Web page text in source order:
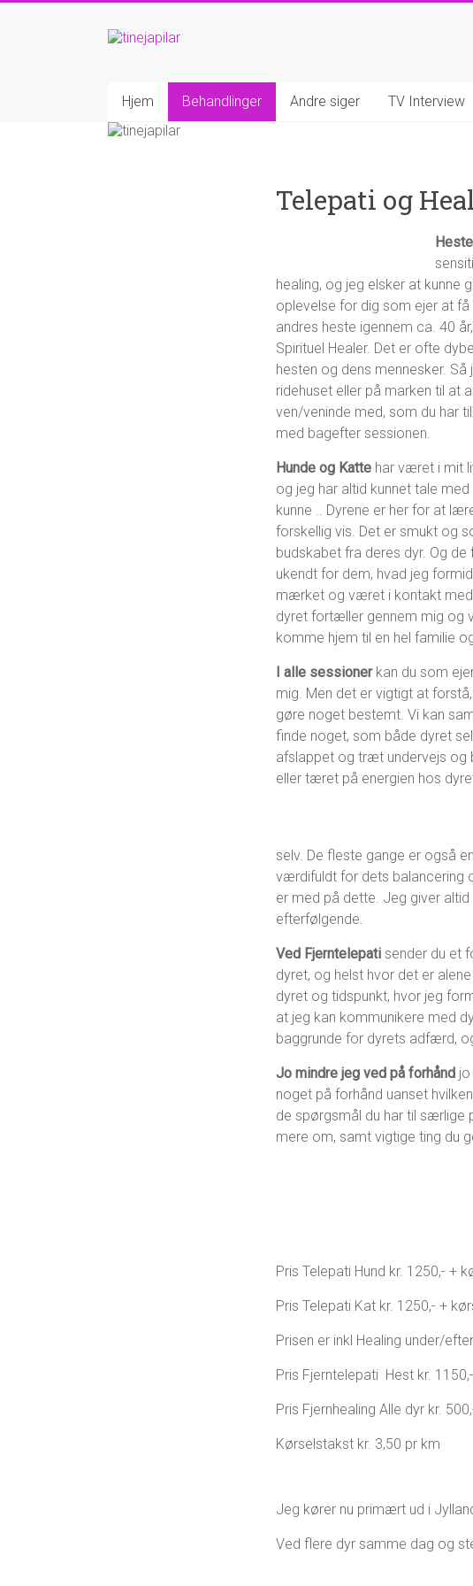
Hjem Behandlinger Andre siger TV Interview
Telepati og
Heste
healing, og jeg elsker at
oplevelse for dig som ejer at
andres heste igennem ca. 40
Spirituel Healer. Det er ofte
hesten og dens mennesker.
ridehuset eller på marken til at
ven/veninde med, som du har
med bagefter sessionen.
Hunde og Katte har været i mit
og jeg har altid kunnet tale
kunne .. Dyrene er her for at
forskellig vis. Det er smukt og
budskabet fra deres dyr. Og
ukendt for dem, hvad jeg
mærket og været i kontakt
dyret fortæller gennem mig og
komme hjem til en hel familie
I alle sessioner kan du som
mig. Men det er vigtigt at
gøre noget bestemt. Vi kan
finde noget, som både dyret
afslappet og træt undervejs og
eller tæret på energien hos
selv. De fleste gange er også
værdifuldt for dets balancering
er med på dette. Jeg giver altid
efterfølgende.
Ved Fjerntelepati sender du et
dyret, og helst hvor det er
dyret og tidspunkt, hvor jeg
at jeg kan kommunikere med
baggrunde for dyrets adfærd,
Jo mindre jeg ved på forhånd
noget på forhånd uanset
de spørgsmål du har til særlige
mere om, samt vigtige ting du
Pris Telepati Hund kr. 1250,- +
Pris Telepati Kat kr. 1250,- +
Prisen er inkl Healing under/
Pris Fjerntelepati Hest kr.
Pris Fjernhealing Alle dyr kr.
Kørselstakst kr. 3,50 pr km
Jeg kører nu primært ud i
Ved flere dyr samme dag og